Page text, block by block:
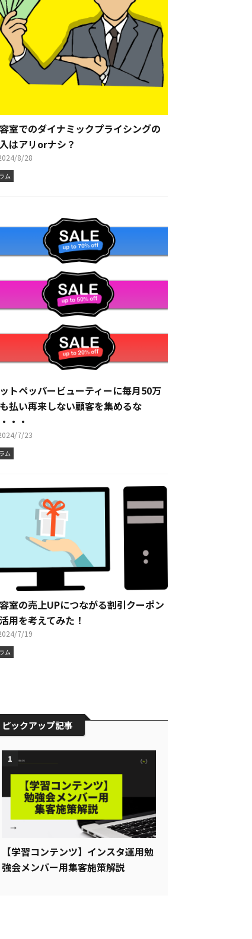
室でのダイナミックプライシングの
はアリorナシ？
8/28
ム
トペッパービューティーに毎月50万
払い再来しない顧客を集めるな
・・
7/23
ム
室の売上UPにつながる割引クーポン
用を考えてみた！
7/19
ム
ピックアップ記事
1
【学習コンテンツ】インスタ運用勉
強会メンバー用集客施策解説